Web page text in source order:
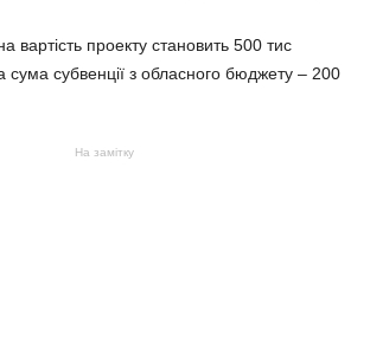
вартість проекту становить 500 тис
сума субвенції з обласного бюджету – 200
На замітку